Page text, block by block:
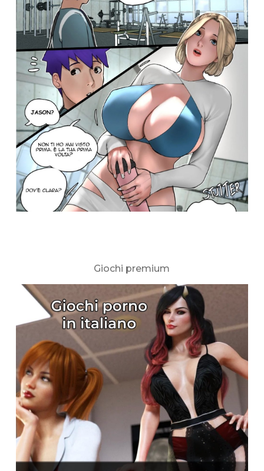
Giochi premium